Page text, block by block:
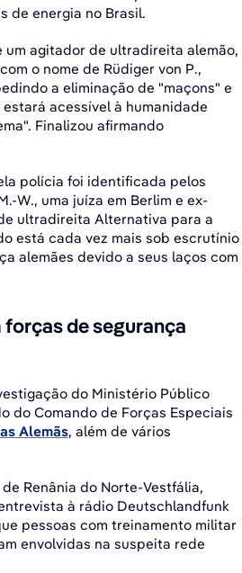
de energia no Brasil.
um agitador de ultradireita alemão,
o nome de Rüdiger von P.,
a eliminação de "maçons" e
acessível à humanidade
Finalizou afirmando
polícia foi identificada pelos
W., uma juíza em Berlim e ex-
ultradireita Alternativa para a
está cada vez mais sob escrutínio
alemães devido a seus laços com
de segurança
do Ministério Público
do Comando de Forças Especiais
Alemãs, além de vários
Renânia do Norte-Vestfália,
à rádio Deutschlandfunk
pessoas com treinamento militar
envolvidas na suspeita rede